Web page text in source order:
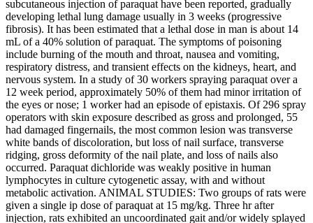
subcutaneous injection of paraquat have been reported, gradually
developing lethal lung damage usually in 3 weeks (progressive
fibrosis). It has been estimated that a lethal dose in man is about 14
mL of a 40% solution of paraquat. The symptoms of poisoning
include burning of the mouth and throat, nausea and vomiting,
respiratory distress, and transient effects on the kidneys, heart, and
nervous system. In a study of 30 workers spraying paraquat over a
12 week period, approximately 50% of them had minor irritation of
the eyes or nose; 1 worker had an episode of epistaxis. Of 296 spray
operators with skin exposure described as gross and prolonged, 55
had damaged fingernails, the most common lesion was transverse
white bands of discoloration, but loss of nail surface, transverse
ridging, gross deformity of the nail plate, and loss of nails also
occurred. Paraquat dichloride was weakly positive in human
lymphocytes in culture cytogenetic assay, with and without
metabolic activation. ANIMAL STUDIES: Two groups of rats were
given a single ip dose of paraquat at 15 mg/kg. Three hr after
injection, rats exhibited an uncoordinated gait and/or widely splayed